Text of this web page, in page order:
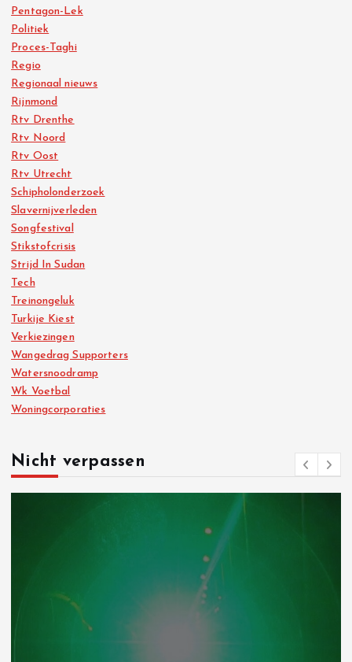
Pentagon-Lek
Politiek
Proces-Taghi
Regio
Regionaal nieuws
Rijnmond
Rtv Drenthe
Rtv Noord
Rtv Oost
Rtv Utrecht
Schipholonderzoek
Slavernijverleden
Songfestival
Stikstofcrisis
Strijd In Sudan
Tech
Treinongeluk
Turkije Kiest
Verkiezingen
Wangedrag Supporters
Watersnoodramp
Wk Voetbal
Woningcorporaties
Nicht verpassen